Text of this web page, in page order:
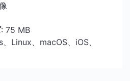
: 75 MB
Linux、macOS、iOS、